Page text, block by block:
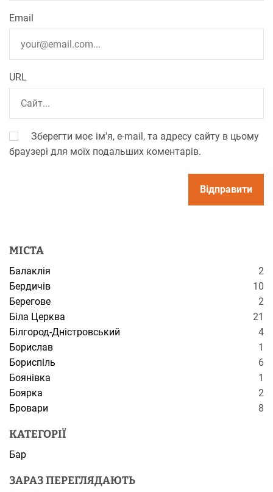
Email
URL
Зберегти моє ім'я, e-mail, та адресу сайту в цьому
браузері для моїх подальших коментарів.
МІСТА
Балаклія
2
Бердичів
10
Берегове
2
Біла Церква
21
Білгород-Дністровський
4
Борислав
1
Бориспіль
6
Боянівка
1
Боярка
2
Бровари
8
КАТЕГОРІЇ
Бар
ЗАРАЗ ПЕРЕГЛЯДАЮТЬ